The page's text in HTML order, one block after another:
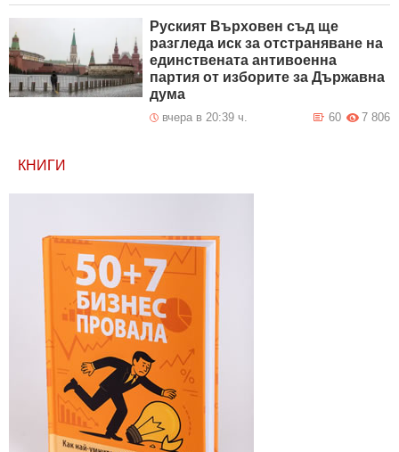
Руският Върховен съд ще
разгледа иск за отстраняване на
единствената антивоенна
партия от изборите за Държавна
дума
вчера в 20:39 ч. 7 806
60
КНИГИ